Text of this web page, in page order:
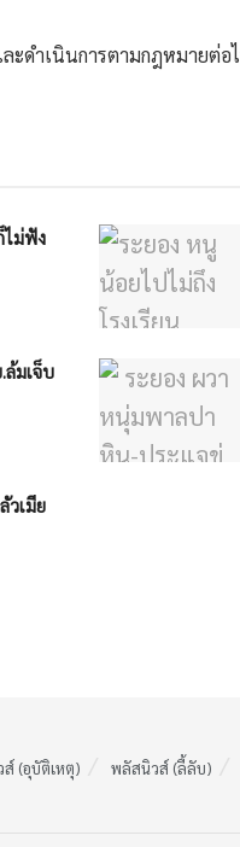
ะดำเนินการตามกฎหมายต่อ
ไม่ฟัง
ล้มเจ็บ
วเมีย
(อุบัติเหตุ) พลัสนิวส์ (ลี้ลับ)